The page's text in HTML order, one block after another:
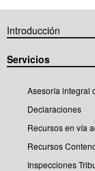
Introducción
Servicios
Asesoría integral
Declaraciones
Recursos en vía
Recursos
Inspecciones